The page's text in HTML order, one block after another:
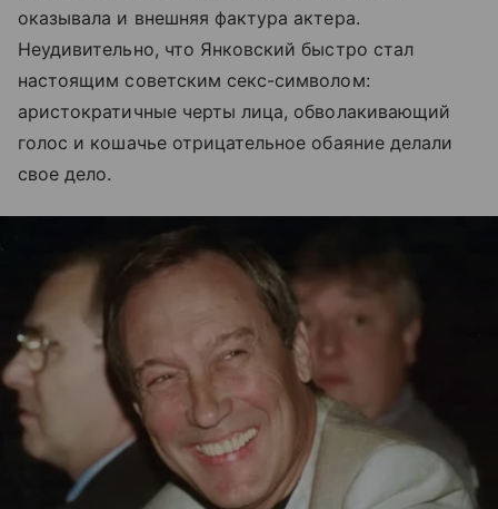
оказывала и внешняя фактура актера.
Неудивительно, что Янковский быстро стал
настоящим советским секс-символом:
аристократичные черты лица, обволакивающий
голос и кошачье отрицательное обаяние делали
свое дело.